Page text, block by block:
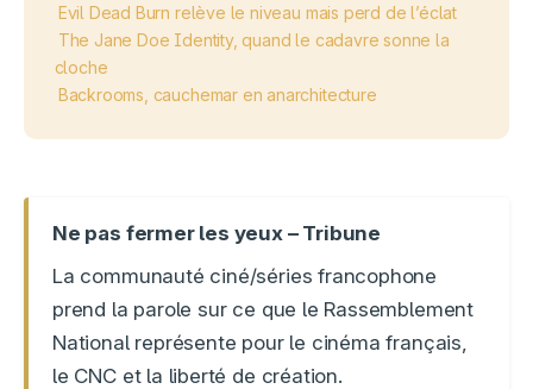
Evil Dead Burn relève le niveau mais perd de l’éclat
The Jane Doe Identity, quand le cadavre sonne la
cloche
Backrooms, cauchemar en anarchitecture
Ne pas fermer les yeux – Tribune
La communauté ciné/séries francophone
prend la parole sur ce que le Rassemblement
National représente pour le cinéma français,
le CNC et la liberté de création.